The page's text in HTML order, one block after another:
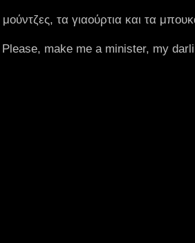
τα γιαούρτια και τα
make me a minister, my